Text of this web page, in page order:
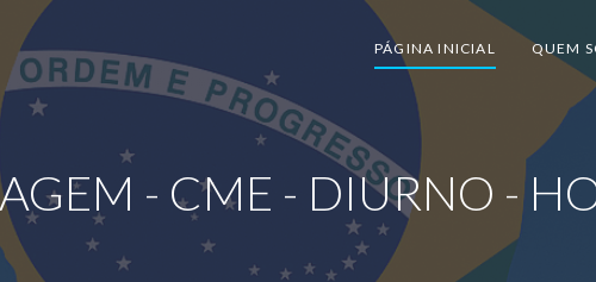
PÁGINA INICIAL QUEM
- CME - DIURNO -